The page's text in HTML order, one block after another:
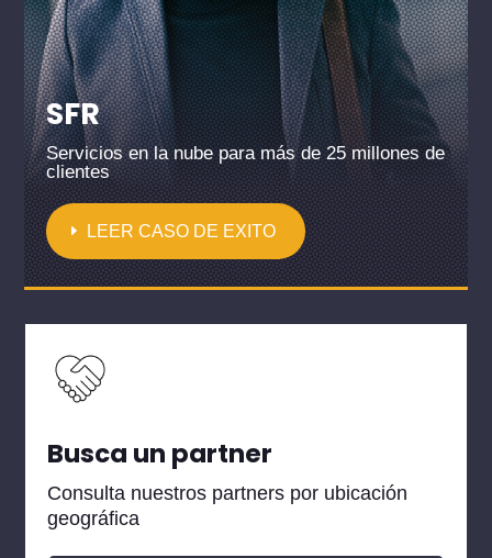
SFR
Servicios en la nube para más de 25 millones de
clientes
LEER CASO DE EXITO
Busca un partner
Consulta nuestros partners por ubicación
geográfica